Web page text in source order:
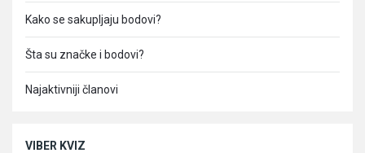
Kako se sakupljaju bodovi?
Šta su značke i bodovi?
Najaktivniji članovi
VIBER KVIZ